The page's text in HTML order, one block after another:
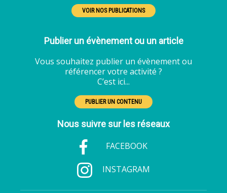
VOIR NOS PUBLICATIONS
Publier un évènement ou un article
Vous souhaitez publier un évènement ou
référencer votre activité ?
C’est ici...
PUBLIER UN CONTENU
Nous suivre sur les réseaux
FACEBOOK
INSTAGRAM